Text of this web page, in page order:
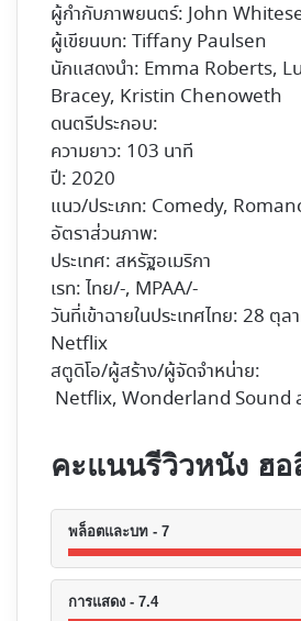
ผู้กำกับภาพยนตร์: John
ผู้เขียนบท: Tiffany Paulsen
นักแสดงนำ: Emma Roberts,
Bracey, Kristin Chenoweth
ดนตรีประกอบ:
ความยาว: 103 นาที
ปี: 2020
แนว/ประเภท: Comedy,
อัตราส่วนภาพ:
ประเทศ: สหรัฐอเมริกา
เรท: ไทย/-, MPAA/-
วันที่เข้าฉายในประเทศไทย: 28 ตุ
Netflix
สตูดิโอ/ผู้สร้าง/ผู้จัดจำหน่าย:
Netflix, Wonderland Sound
คะแนนรีวิวหนัง ฮอ
พล็อตและบท - 7
การแสดง - 7.4